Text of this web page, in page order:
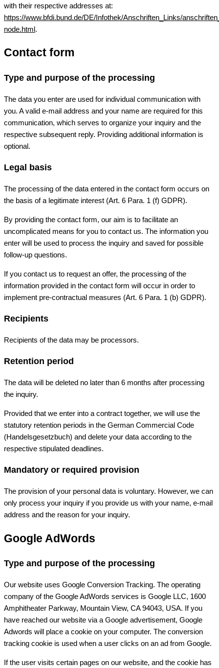
with their respective addresses at:
https://www.bfdi.bund.de/DE/Infothek/Anschriften_Links/
node.html.
Contact form
Type and purpose of the processing
The data you enter are used for individual communication with
you. A valid e-mail address and your name are required for this
communication, which serves to organize your inquiry and the
respective subsequent reply. Providing additional information is
optional.
Legal basis
The processing of the data entered in the contact form occurs on
the basis of a legitimate interest (Art. 6 Para. 1 (f) GDPR).
By providing the contact form, our aim is to facilitate an
uncomplicated means for you to contact us. The information you
enter will be used to process the inquiry and saved for possible
follow-up questions.
If you contact us to request an offer, the processing of the
information provided in the contact form will occur in order to
implement pre-contractual measures (Art. 6 Para. 1 (b) GDPR).
Recipients
Recipients of the data may be processors.
Retention period
The data will be deleted no later than 6 months after processing
the inquiry.
Provided that we enter into a contract together, we will use the
statutory retention periods in the German Commercial Code
(Handelsgesetzbuch) and delete your data according to the
respective stipulated deadlines.
Mandatory or required provision
The provision of your personal data is voluntary. However, we can
only process your inquiry if you provide us with your name, e-mail
address and the reason for your inquiry.
Google AdWords
Type and purpose of the processing
Our website uses Google Conversion Tracking. The operating
company of the Google AdWords services is Google LLC, 1600
Amphitheater Parkway, Mountain View, CA 94043, USA. If you
have reached our website via a Google advertisement, Google
Adwords will place a cookie on your computer. The conversion
tracking cookie is used when a user clicks on an ad from Google.
If the user visits certain pages on our website, and the cookie has